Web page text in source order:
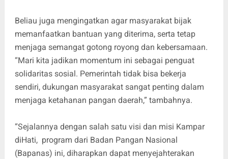
Beliau juga mengingatkan agar masyarakat bijak
memanfaatkan bantuan yang diterima, serta tetap
menjaga semangat gotong royong dan kebersamaan.
“Mari kita jadikan momentum ini sebagai penguat
solidaritas sosial. Pemerintah tidak bisa bekerja
sendiri, dukungan masyarakat sangat penting dalam
menjaga ketahanan pangan daerah,” tambahnya.
“Sejalannya dengan salah satu visi dan misi Kampar
diHati, program dari Badan Pangan Nasional
(Bapanas) ini, diharapkan dapat menyejahterakan